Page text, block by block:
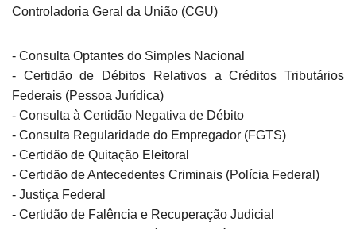
Controladoria Geral da União (CGU)
- Consulta Optantes do Simples Nacional
- Certidão de Débitos Relativos a Créditos Tributários
Federais (Pessoa Jurídica)
- Consulta à Certidão Negativa de Débito
- Consulta Regularidade do Empregador (FGTS)
- Certidão de Quitação Eleitoral
- Certidão de Antecedentes Criminais (Polícia Federal)
- Justiça Federal
- Certidão de Falência e Recuperação Judicial